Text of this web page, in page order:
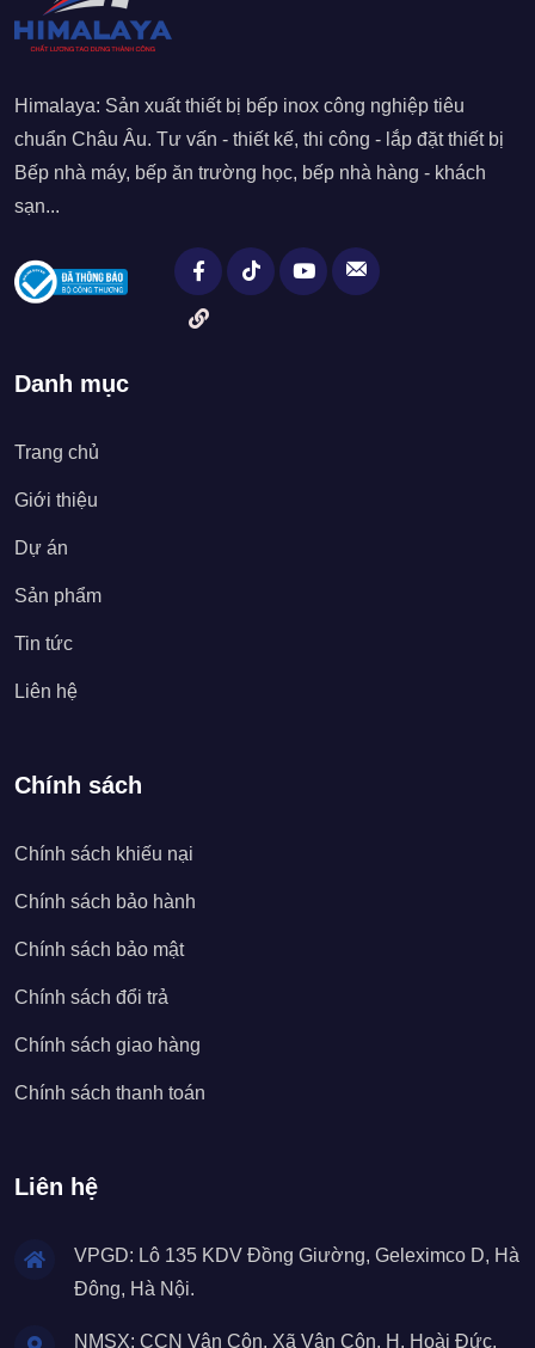
Himalaya: Sản xuất thiết bị bếp inox công nghiệp tiêu
chuẩn Châu Âu. Tư vấn - thiết kế, thi công - lắp đặt thiết bị
Bếp nhà máy, bếp ăn trường học, bếp nhà hàng - khách
sạn...
Danh mục
Trang chủ
Giới thiệu
Dự án
Sản phẩm
Tin tức
Liên hệ
Chính sách
Chính sách khiếu nại
Chính sách bảo hành
Chính sách bảo mật
Chính sách đổi trả
Chính sách giao hàng
Chính sách thanh toán
Liên hệ
VPGD: Lô 135 KDV Đồng Giường, Geleximco D, Hà
Đông, Hà Nội.
NMSX: CCN Vân Côn, Xã Vân Côn, H. Hoài Đức,